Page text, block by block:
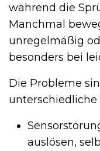
während die
Manchmal
unregelmäßig
besonders bei
Die Probleme
unterschiedliche
auslösen,